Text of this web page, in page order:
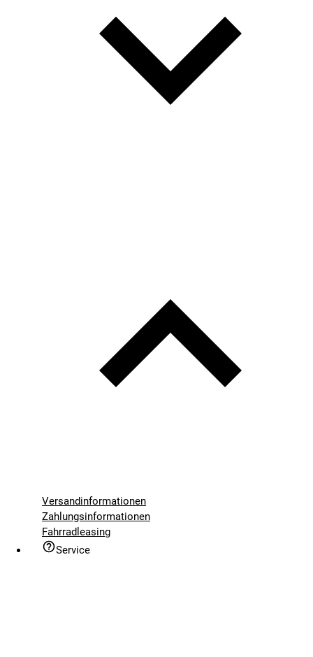
Versandinformationen
Zahlungsinformationen
Fahrradleasing
Service